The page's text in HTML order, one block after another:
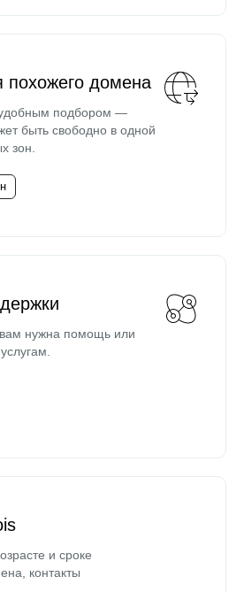
похожего домена
удобным подбором —
быть свободно в одной
зон.
нужна помощь или
и сроке
контакты